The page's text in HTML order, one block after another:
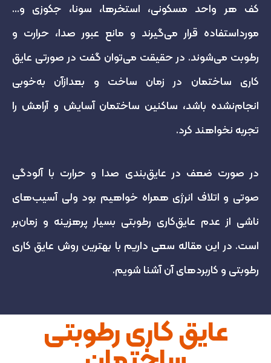
کف هر واحد مسکونی، استخرها، سونا، جکوزی و…
مورداستفاده قرار می‌گیرند و مانع عبور صدا، حرارت و
رطوبت می‌شوند. در حقیقت می‌توان گفت در صورتی عایق
کاری ساختمان در زمان ساخت و بعدازآن به‌خوبی
انجام‌نشده باشد، ساکنین ساختمان آسایش و آرامش را
تجربه نخواهند کرد.
در صورت ضعف در عایق‌بندی صدا و حرارت با آلودگی
صوتی و اتلاف انرژی همراه خواهیم بود ولی آسیب‌های
ناشی از عدم عایق‌کاری رطوبتی بسیار پرهزینه و زمان‌بر
است. در این مقاله سعی داریم با بهترین روش عایق کاری
رطوبتی و کاربردهای آن آشنا شویم.
عایق کاری رطوبتی